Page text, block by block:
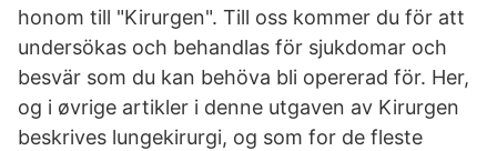
honom till "Kirurgen". Till oss kommer du för att
undersökas och behandlas för sjukdomar och
besvär som du kan behöva bli opererad för. Her,
og i øvrige artikler i denne utgaven av Kirurgen
beskrives lungekirurgi, og som for de fleste